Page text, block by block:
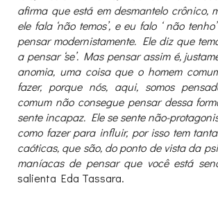
afirma que está em desmantelo crônico,
ele fala ‘não temos’, e eu falo ‘ não
pensar modernistamente. Ele diz que
a pensar ‘se’. Mas pensar assim é,
anomia, uma coisa que o homem
fazer, porque nós, aqui, somos
comum não consegue pensar dessa
sente incapaz. Ele se sente não-
como fazer para influir, por isso tem
caóticas, que são, do ponto de vista da
maníacas de pensar que você está
salienta Eda Tassara.